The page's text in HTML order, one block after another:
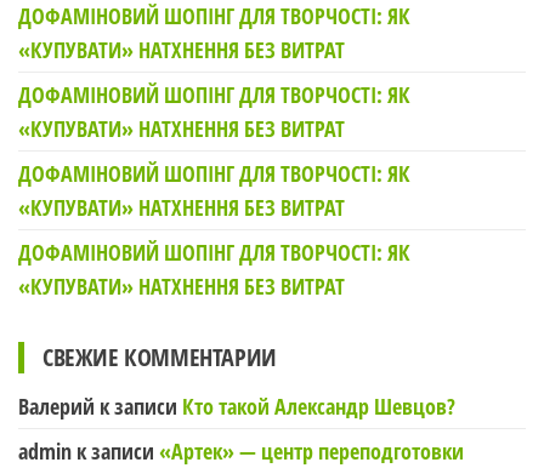
ДОФАМІНОВИЙ ШОПІНГ ДЛЯ ТВОРЧОСТІ: ЯК
«КУПУВАТИ» НАТХНЕННЯ БЕЗ ВИТРАТ
ДОФАМІНОВИЙ ШОПІНГ ДЛЯ ТВОРЧОСТІ: ЯК
«КУПУВАТИ» НАТХНЕННЯ БЕЗ ВИТРАТ
ДОФАМІНОВИЙ ШОПІНГ ДЛЯ ТВОРЧОСТІ: ЯК
«КУПУВАТИ» НАТХНЕННЯ БЕЗ ВИТРАТ
ДОФАМІНОВИЙ ШОПІНГ ДЛЯ ТВОРЧОСТІ: ЯК
«КУПУВАТИ» НАТХНЕННЯ БЕЗ ВИТРАТ
СВЕЖИЕ КОММЕНТАРИИ
Валерий к записи Кто такой Александр Шевцов?
admin к записи «Артек» — центр переподготовки